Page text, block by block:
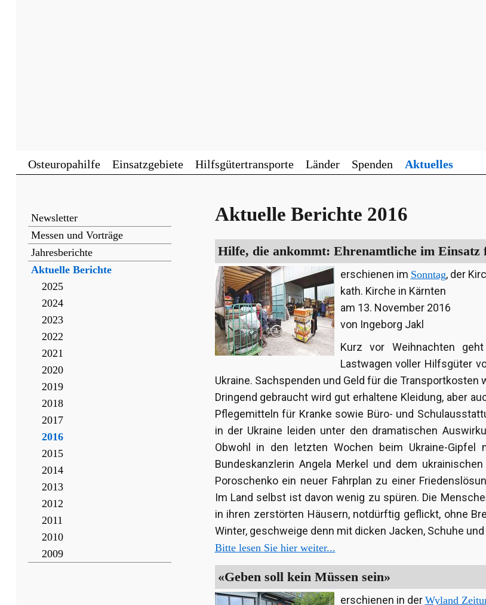
Osteuropahilfe Einsatzgebiete Hilfsgütertransporte Länder Spenden Aktuelles
Newsletter
Messen und Vorträge
Jahresberichte
Aktuelle Berichte
2025
2024
2023
2022
2021
2020
2019
2018
2017
2016
2015
2014
2013
2012
2011
2010
2009
Aktuelle Berichte 2016
Hilfe, die ankommt: Ehrenamtliche im
erschienen im Sonntag, der
kath. Kirche in Kärnten
am 13. November 2016
von Ingeborg Jakl
Kurz vor Weihnachten
Lastwagen voller Hilfsgüter
Ukraine. Sachspenden und Geld für die Transportkosten
Dringend gebraucht wird gut erhaltene Kleidung, aber
Pflegemitteln für Kranke sowie Büro- und
in der Ukraine leiden unter den dramatischen
Obwohl in den letzten Wochen beim Ukraine-Gipfel
Bundeskanzlerin Angela Merkel und dem
Poroschenko ein neuer Fahrplan zu einer
Im Land selbst ist davon wenig zu spüren. Die
in ihren zerstörten Häusern, notdürftig geflickt, ohne
Winter, geschweige denn mit dicken Jacken, Schuhe
Bitte lesen Sie hier weiter...
«Geben soll kein Müssen sein»
erschienen in der Wyland